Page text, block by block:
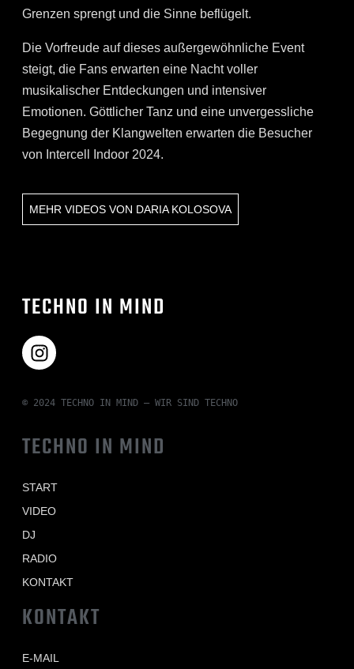
Grenzen sprengt und die Sinne beflügelt.
Die Vorfreude auf dieses außergewöhnliche Event
steigt, die Fans erwarten eine Nacht voller
musikalischer Entdeckungen und intensiver
Emotionen. Göttlicher Tanz und eine unvergessliche
Begegnung der Klangwelten erwarten die Besucher
von Intercell Indoor 2024.
MEHR VIDEOS VON DARIA KOLOSOVA
TECHNO IN MIND
© 2024 TECHNO IN MIND – WIR SIND TECHNO
TECHNO IN MIND
START
VIDEO
DJ
RADIO
KONTAKT
KONTAKT
E-MAIL